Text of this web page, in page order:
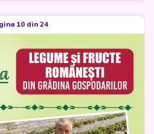
10 din 24